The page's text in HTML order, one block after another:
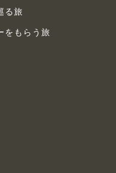
る旅
をもらう旅